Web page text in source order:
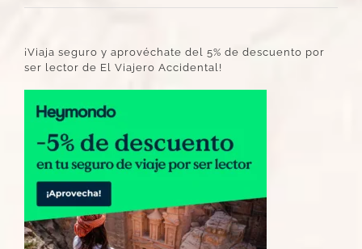
¡Viaja seguro y aprovéchate del 5% de descuento por
ser lector de El Viajero Accidental!